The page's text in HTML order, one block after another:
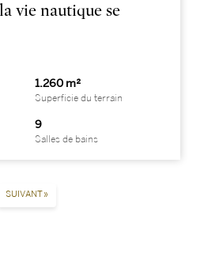
vie nautique se
1.260 m²
Superficie du terrain
9
Salles de bains
SUIVANT »